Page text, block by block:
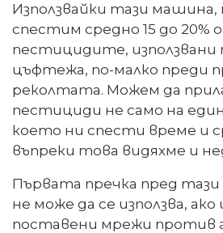
Използвайки тази машина,
спестим средно 15 до 20%
пестицидите, използвани
цъфтежа, по-малко преди
реколтата. Можем да
пестициди не само на
което ни спести време и
въпреки това видяхме и
Първата пречка пред
не може да се използва,
поставени мрежи против